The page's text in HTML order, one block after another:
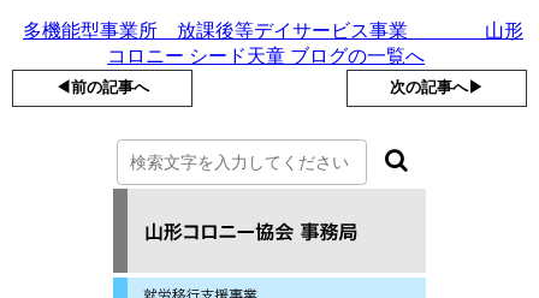
多機能型事業所 放課後等デイサービス事業 山形
コロニー シード天童 ブログの一覧へ
◀︎前の記事へ 次の記事へ▶︎